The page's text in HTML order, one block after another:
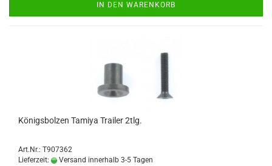
IN DEN WARENKORB
Königsbolzen Tamiya Trailer 2tlg.
Art.Nr.: T907362
Lieferzeit:
Versand innerhalb 3-5 Tagen